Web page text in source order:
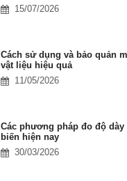
15/07/2026
Cách sử dụng và bảo quản
vật liệu hiệu quả
11/05/2026
Các phương pháp đo độ
biến hiện nay
30/03/2026